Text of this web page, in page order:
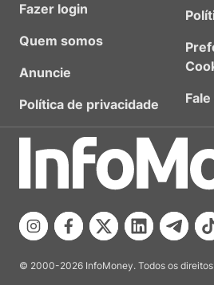
Fazer login
Quem somos
Anuncie
Política de privacidade
© 2000-2026 InfoMoney. Todos os direitos